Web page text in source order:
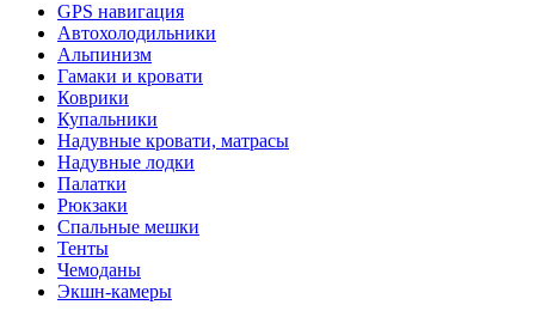
GPS навигация
Автохолодильники
Альпинизм
Гамаки и кровати
Коврики
Купальники
Надувные кровати, матрасы
Надувные лодки
Палатки
Рюкзаки
Спальные мешки
Тенты
Чемоданы
Экшн-камеры